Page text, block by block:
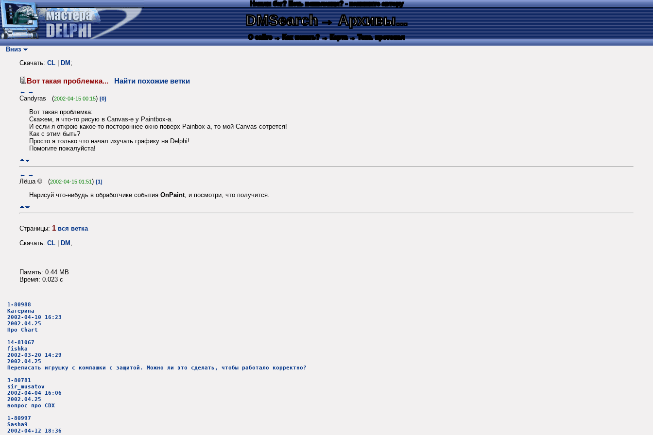
Нашли баг? Есть пожелания? - напишите автору
DMSearch→ Архивы...
О сайте → Как искать? → Карта → Текс. протокол
Вниз
Скачать: CL DM ;
Вот такая проблемка... Найти похожие ветки
← →
Candyras (2002-04-15 00:15) [0]
Вот такая проблемка:
Скажем, я что-то рисую в Canvas-е у Paintbox-а.
И если я открою какое-то постороннее окно поверх Painbox-а, то мой Canvas сотрется!
Как с этим быть?
Просто я только что начал изучать графику на Delphi!
Помогите пожалуйста!
← →
Лёша © (2002-04-15 01:51) [1]
Нарисуй что-нибудь в обработчике события OnPaint, и посмотри, что получится.
Страницы: 1 вся ветка
Скачать: CL DM ;
Память: 0.44 MB
Время: 0.023 c
1-80988
Катерина
2002-04-10 16:23
2002.04.25
Про Chart
14-81067
fishka
2002-03-20 14:29
2002.04.25
Переписать игрушку с компашки с защитой. Можно ли это сделать, чтобы работало корректно?
3-80781
sir_musatov
2002-04-04 16:06
2002.04.25
вопрос про CDX
1-80997
Sasha9
2002-04-12 18:36